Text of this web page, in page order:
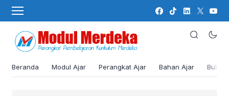
Beranda Modul Ajar Perangkat Ajar Bahan Ajar Buku